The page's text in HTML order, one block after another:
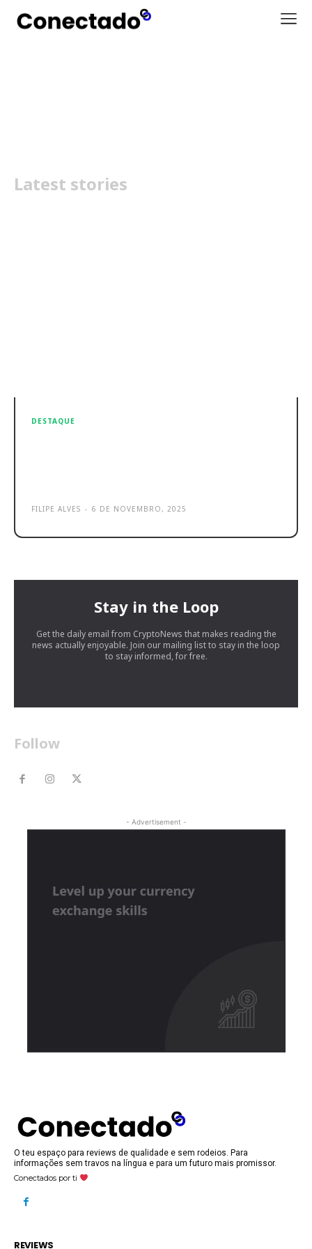
Latest stories
DESTAQUE
FILIPE ALVES - 6 DE NOVEMBRO, 2025
Stay in the Loop
Get the daily email from CryptoNews that makes reading the
news actually enjoyable. Join our mailing list to stay in the loop
to stay informed, for free.
Follow
- Advertisement -
O teu espaço para reviews de qualidade e sem rodeios. Para
informações sem travos na língua e para um futuro mais promissor.
Conectados por ti
REVIEWS